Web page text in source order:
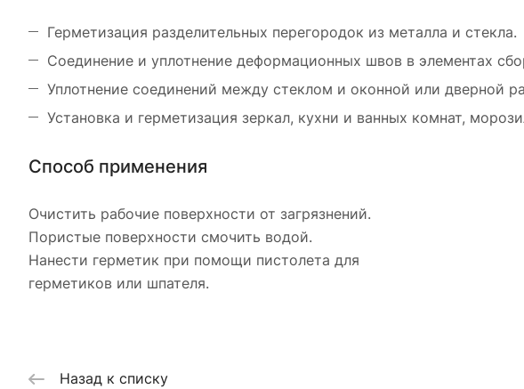
Герметизация разделительных перегородок из металла и стекла.
Соединение и уплотнение деформационных швов в элементах
Уплотнение соединений между стеклом и оконной или дверной
Установка и герметизация зеркал, кухни и ванных комнат,
Способ применения
Очистить рабочие поверхности от загрязнений.
Пористые поверхности смочить водой.
Нанести герметик при помощи пистолета для
герметиков или шпателя.
Назад к списку